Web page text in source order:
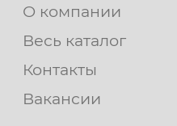
О компании
Весь каталог
Контакты
Вакансии